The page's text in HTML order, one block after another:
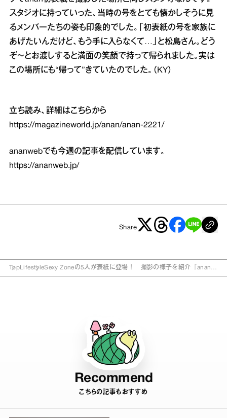
スタジオに持っていった、当時の号をとても懐かしそうに見
るメンバーたちの姿も印象的でした。「初表紙の号を家族に
あげたいんだけど、もう手に入らなくて…」と松島さん。どう
ぞ〜とお渡しすると満面の笑顔で持って帰られました。実は
この場所にも“帰って”きていたのでした。（KY）
立ち読み、詳細はこちらから
https://magazineworld.jp/anan/anan-2221/
ananwebでも今週の記事を配信しています。
https://ananweb.jp/
Share
TopLifestyleSexy Zoneの5人が表紙に登場！ 撮影の様子を紹介『anan』
Recommend
こちらの記事もおすすめ